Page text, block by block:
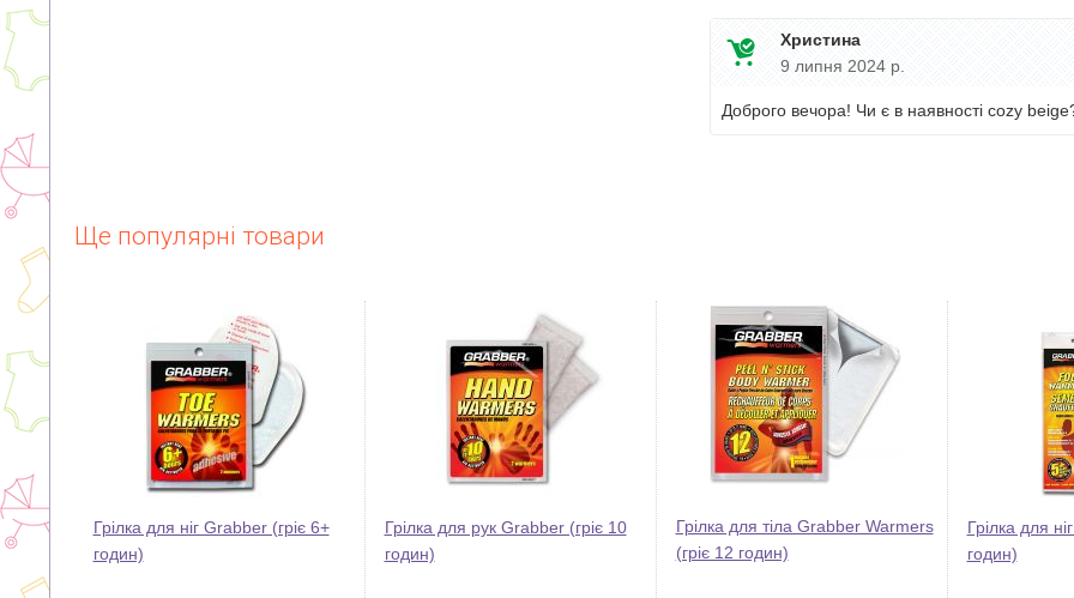
Христина
9 липня 2024 р.
Доброго вечора! Чи є в наявності cozy
Ще популярні товари
Грілка для ніг Grabber (гріє 6+
годин)
Грілка для рук Grabber (гріє 10
годин)
Грілка для тіла Grabber Warmers
(гріє 12 годин)
Грілка для
годин)